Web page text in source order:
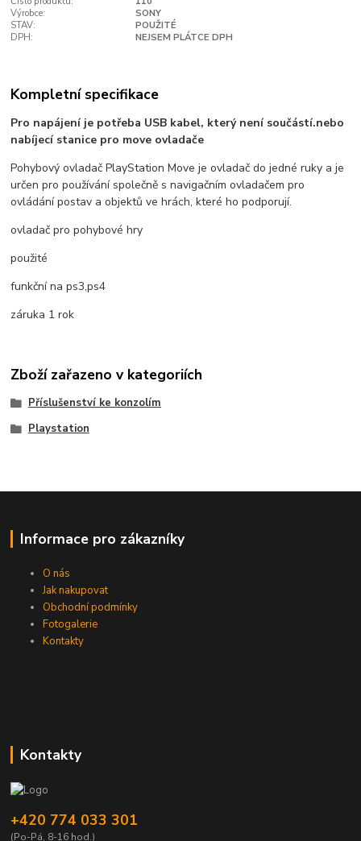
Výrobce:
SONY
STAV:
POUŽITÉ
DPH:
NEJSEM PLÁTCE DPH
Kompletní specifikace
Pro napájení je potřeba USB kabel, který není součástí.nebo
nabíjecí stanice pro move ovladače
Pohybový ovladač PlayStation Move je ovladač do jedné ruky a je
určen pro používání společně s navigačním ovladačem pro
ovládání postav a objektů ve hrách, které ho podporují.
ovladač pro pohybové hry
použité
funkční na ps3,ps4
záruka 1 rok
Zboží zařazeno v kategoriích
Příslušenství ke konzolím
Playstation
Informace pro zákazníky
O nás
Jak nakupovat
Obchodní podmínky
Fotogalerie
Kontakty
Kontakty
+420 774 033 301
(Po-Pá, 8-16 hod.)